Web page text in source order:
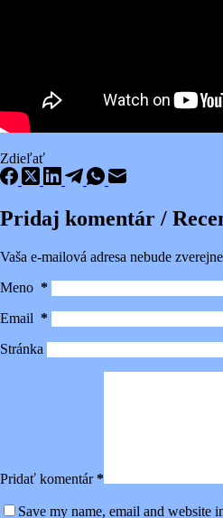
Zdieľať
Pridaj komentár /
Vaša e-mailová adresa nebude
Meno *
Email *
Stránka
Pridať komentár*
Save my name, email and website